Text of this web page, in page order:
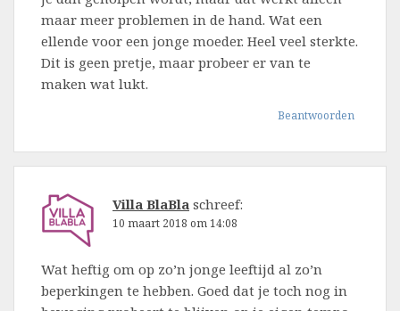
maar meer problemen in de hand. Wat een
ellende voor een jonge moeder. Heel veel sterkte.
Dit is geen pretje, maar probeer er van te
maken wat lukt.
Beantwoorden
Villa BlaBla schreef:
10 maart 2018 om 14:08
Wat heftig om op zo’n jonge leeftijd al zo’n
beperkingen te hebben. Goed dat je toch nog in